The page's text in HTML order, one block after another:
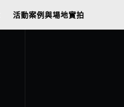
活動案例與場地實拍